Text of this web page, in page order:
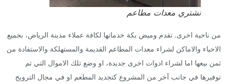
نشتري معدات مطاعم
من ناحية اخرى. تقدم وميض بكة خدماتها لكافة عملاء مدينة الرياض، بجميع
الاحياء والاماكن لشراء معدات المطاعم القديمة والمستهلكة والاستفادة من
ثمن بيعها اما لشراء ادوات اخرى جديدة، او وضع تلك الاموال التي تم
توفيرها في جانب آخر من المشروع كتجديد المطعم او في مجال الترويج